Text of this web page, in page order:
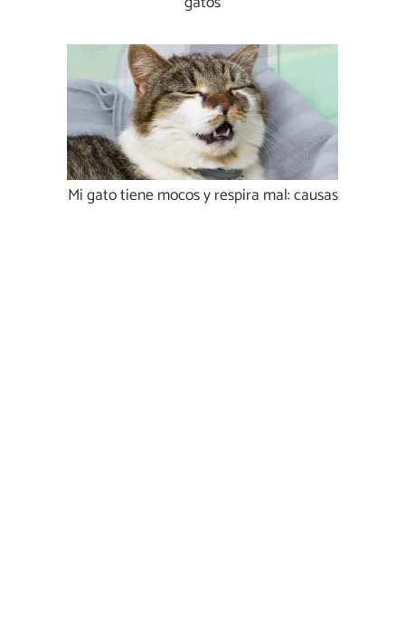
Mi gato tiene mocos y respira mal: causas